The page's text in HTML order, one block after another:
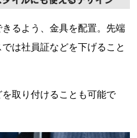
るよう、金具を配置。先端
は社員証などを下げること
取り付けることも可能で